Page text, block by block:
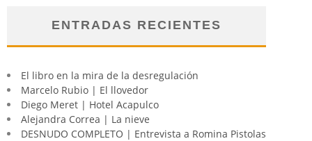
ENTRADAS RECIENTES
El libro en la mira de la desregulación
Marcelo Rubio | El llovedor
Diego Meret | Hotel Acapulco
Alejandra Correa | La nieve
DESNUDO COMPLETO | Entrevista a Romina Pistolas